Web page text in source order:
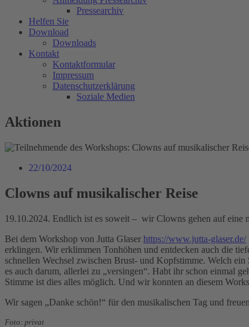
Pressearchiv
Helfen Sie
Download
Downloads
Kontakt
Kontaktformular
Impressum
Datenschutzerklärung
Soziale Medien
Aktionen
22/10/2024
Clowns auf musikalischer Reise
19.10.2024. Endlich ist es soweit – wir Clowns gehen auf eine
Bei dem Workshop von Jutta Glaser https://www.jutta-glaser.de/
erklingen. Wir erklimmen Tonhöhen und entdecken auch die
schnellen Wechsel zwischen Brust- und Kopfstimme. Welch
es auch darum, allerlei zu „versingen“. Habt ihr schon einmal
Stimme ist dies alles möglich. Und wir konnten an diesem
Wir sagen „Danke schön!“ für den musikalischen Tag und
Foto: privat